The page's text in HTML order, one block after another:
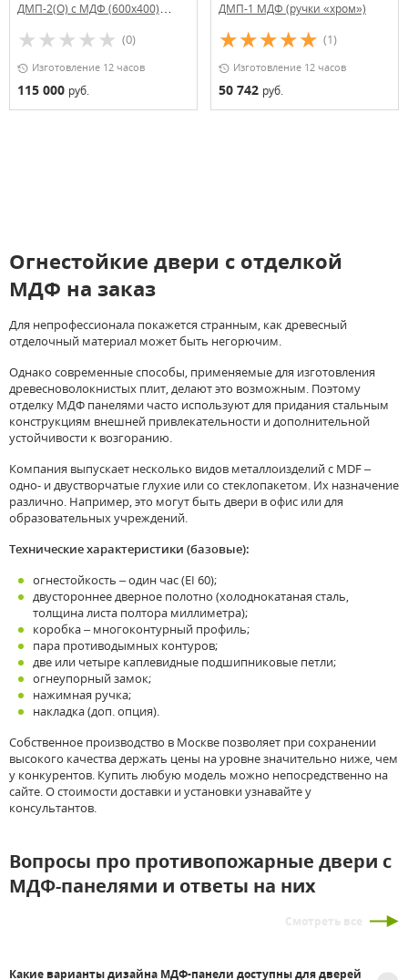
ДМП-2(О) с МДФ (600x400)
Антипаника с отбойниками
(0)
Изготовление 12 часов
115 000 руб.
ДМП-1 МДФ (ручки «хром»)
(1)
Изготовление 12 часов
50 742 руб.
Огнестойкие двери с отделкой
МДФ на заказ
Для непрофессионала покажется странным, как древесный
отделочный материал может быть негорючим.
Однако современные способы, применяемые для изготовления
древесноволокнистых плит, делают это возможным. Поэтому
отделку МДФ панелями часто используют для придания стальным
конструкциям внешней привлекательности и дополнительной
устойчивости к возгоранию.
Компания выпускает несколько видов металлоизделий с MDF –
одно- и двустворчатые глухие или со стеклопакетом. Их назначение
различно. Например, это могут быть двери в офис или для
образовательных учреждений.
Технические характеристики (базовые):
огнестойкость – один час (EI 60);
двустороннее дверное полотно (холоднокатаная сталь,
толщина листа полтора миллиметра);
коробка – многоконтурный профиль;
пара противодымных контуров;
две или четыре каплевидные подшипниковые петли;
огнеупорный замок;
нажимная ручка;
накладка (доп. опция).
Собственное производство в Москве позволяет при сохранении
высокого качества держать цены на уровне значительно ниже, чем
у конкурентов. Купить любую модель можно непосредственно на
сайте. О стоимости доставки и установки узнавайте у
консультантов.
Вопросы про противопожарные двери с
МДФ-панелями и ответы на них
Какие варианты дизайна МДФ-панели доступны для дверей